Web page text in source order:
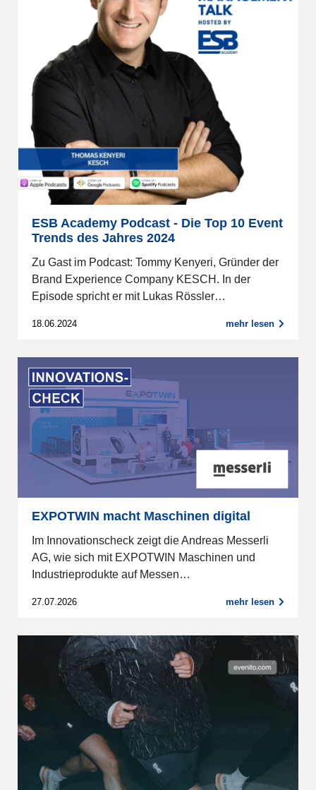
ESB Academy Podcast - Die Top 10 Event
Trends des Jahres 2024
Zu Gast im Podcast: Tommy Kenyeri, Gründer der
Brand Experience Company KESCH. In der
Episode spricht er mit Lukas Rössler…
18.06.2024 mehr lesen
EXPOTWIN macht Maschinen digital
Im Innovationscheck zeigt die Andreas Messerli
AG, wie sich mit EXPOTWIN Maschinen und
Industrieprodukte auf Messen…
27.07.2026 mehr lesen